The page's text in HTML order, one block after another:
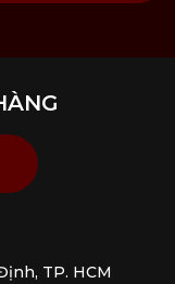
đầy đủ chế độ
tôi đem đến.
TP. HCM